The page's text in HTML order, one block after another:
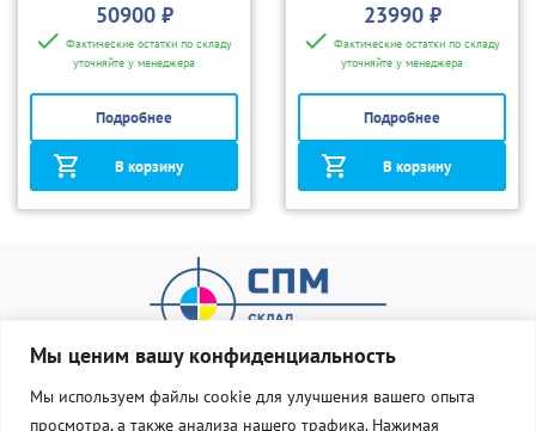
Мы ценим вашу конфиденциальность
Мы используем файлы cookie для улучшения вашего опыта
просмотра, а также анализа нашего трафика. Нажимая
50900 ₽
Фактические остатки по складу
уточняйте у менеджера
Подробнее
В корзину
23990 ₽
Фактические остатки по складу
уточняйте у менеджера
Подробнее
В корзину
О нас Оплата и доставка